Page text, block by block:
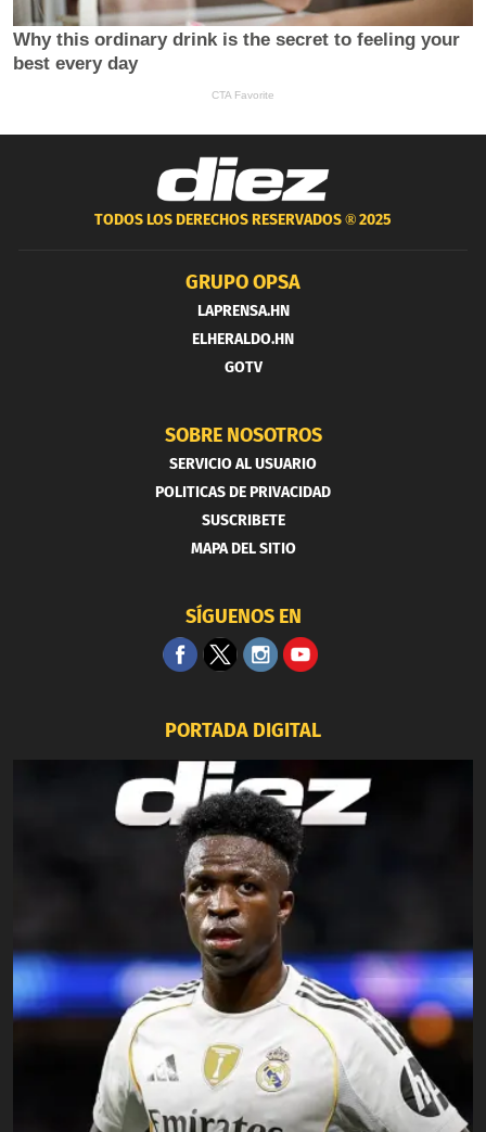
TODOS LOS DERECHOS RESERVADOS ®2025
GRUPO OPSA
LAPRENSA.HN
ELHERALDO.HN
GOTV
SOBRE NOSOTROS
SERVICIO AL USUARIO
POLITICAS DE PRIVACIDAD
SUSCRIBETE
MAPA DEL SITIO
SÍGUENOS EN
PORTADA DIGITAL